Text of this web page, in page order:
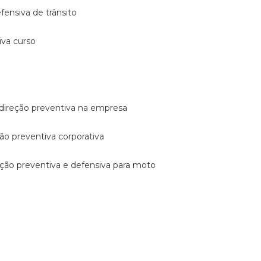
de trânsito
curso
preventiva na empresa
preventiva corporativa
preventiva e defensiva para moto